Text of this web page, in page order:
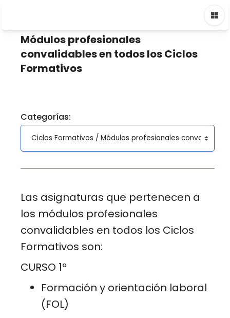
Módulos
Módulos profesionales
convalidables en todos los Ciclos
Formativos
Categorías:
Las asignaturas que pertenecen a
los módulos profesionales
convalidables en todos los Ciclos
Formativos son:
CURSO 1º
Formación y orientación laboral
(FOL)